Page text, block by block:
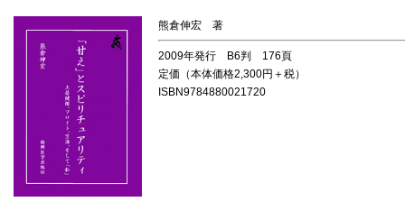
熊倉伸宏 著
2009年発行 B6判 176頁
定価（本体価格2,300円＋税）
ISBN9784880021720